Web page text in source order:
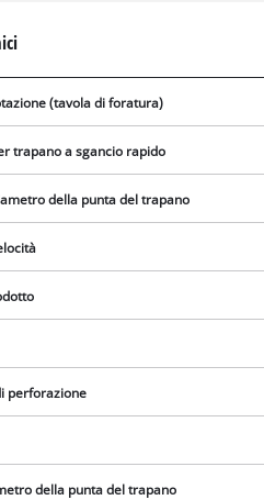
(tavola di foratura)
trapano a sgancio rapido
della punta del trapano
perforazione
della punta del trapano